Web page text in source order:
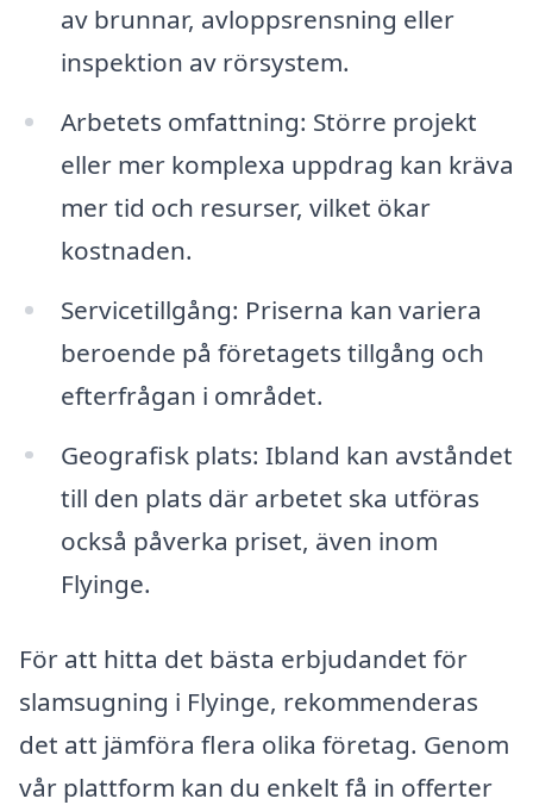
av brunnar, avloppsrensning eller
inspektion av rörsystem.
Arbetets omfattning: Större projekt
eller mer komplexa uppdrag kan kräva
mer tid och resurser, vilket ökar
kostnaden.
Servicetillgång: Priserna kan variera
beroende på företagets tillgång och
efterfrågan i området.
Geografisk plats: Ibland kan avståndet
till den plats där arbetet ska utföras
också påverka priset, även inom
Flyinge.
För att hitta det bästa erbjudandet för
slamsugning i Flyinge, rekommenderas
det att jämföra flera olika företag. Genom
vår plattform kan du enkelt få in offerter